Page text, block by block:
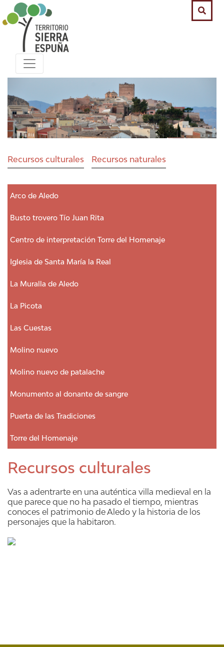
Recursos culturales Recursos naturales
Arco de Aledo
Busto trovero Tío Juan Rita
Centro de interpretación Torre del Homenaje
Iglesia de Santa María la Real
La Muralla de Aledo
La Picota
Las Cuestas
Molino nuevo
Molino nuevo de patalache
Monumento al donante de sangre
Puerta de las Tradiciones
Torre del Homenaje
Recursos culturales
Vas a adentrarte en una auténtica villa medieval en la
que parece que no ha pasado el tiempo, mientras
conoces el patrimonio de Aledo y la historia de los
personajes que la habitaron.